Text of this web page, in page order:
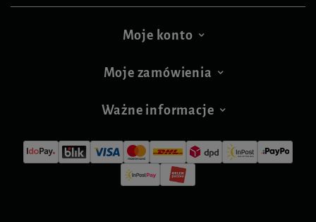
Moje konto
Moje zamówienia
Ważne informacje